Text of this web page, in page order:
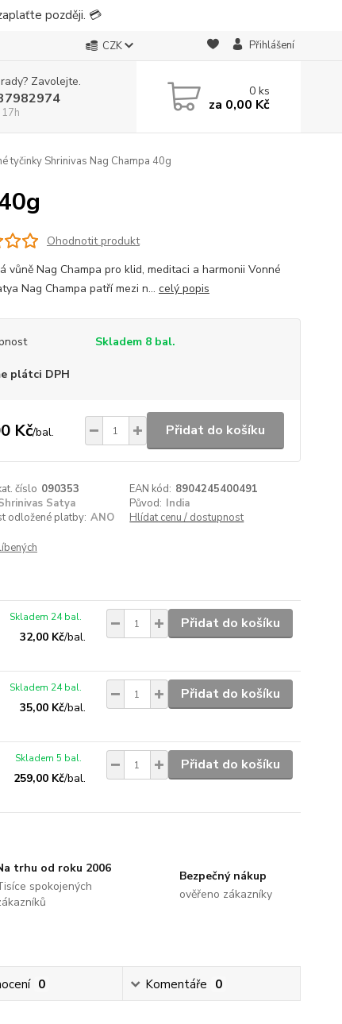
později. 💳
CZK Přihlášení
Zavolejte.
0ks
za 0,00 Kč
tyčinky Shrinivas Nag Champa 40g
Ohodnotit produkt
vůně Nag Champa pro klid, meditaci a harmonii Vonné
Nag Champa patří mezi n... celý popis
Skladem 8 bal.
plátci DPH
Kč/bal. Přidat do košíku
číslo 090353 EAN kód: 8904245400491
Satya Původ: India
odložené platby: ANO Hlídat cenu / dostupnost
32,00 Kč/bal.
Skladem 24 bal. Přidat do košíku
35,00 Kč/bal.
Skladem 24 bal. Přidat do košíku
259,00 Kč/bal.
Skladem 5 bal. Přidat do košíku
trhu od roku 2006
spokojených
Bezpečný nákup
ověřeno zákazníky
0 Komentáře 0